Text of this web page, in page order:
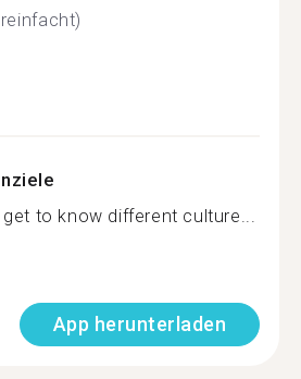
to know different culture...
App herunterladen